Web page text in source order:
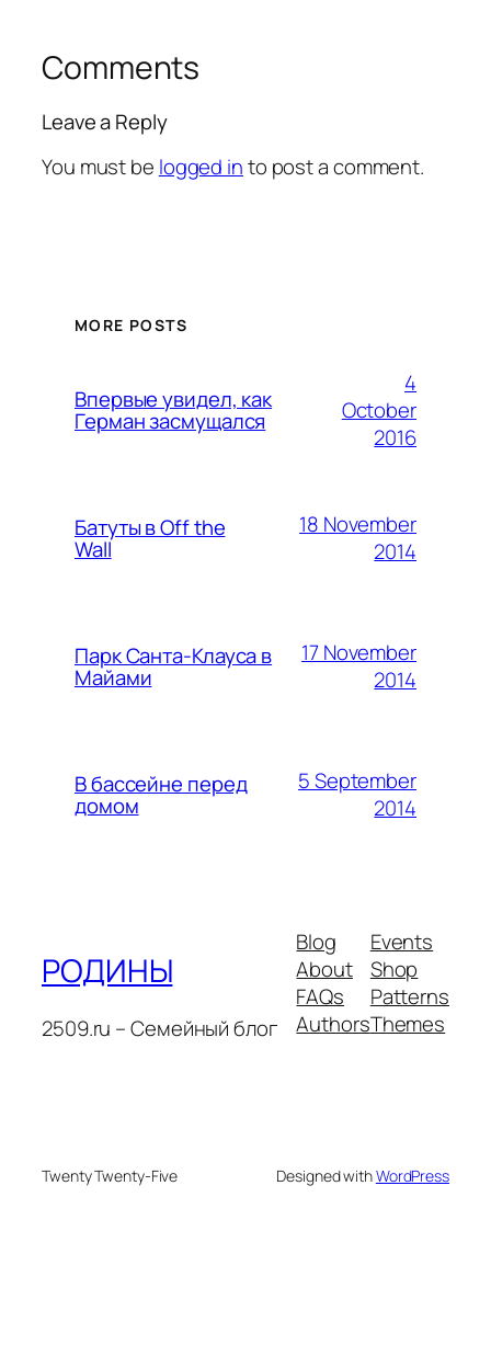
Comments
Leave a Reply
You must be logged into post a comment.
MORE POSTS
Впервые увидел, как
Герман засмущался
4
October
2016
Батуты в Off the
Wall
18 November
2014
Парк Санта-Клауса в
Майами
17 November
2014
В бассейне перед
домом
5 September
2014
РОДИНЫ
2509.ru – Семейный блог
Blog
About
FAQs
Authors
Events
Shop
Patterns
Themes
Twenty Twenty-Five Designed withWordPress